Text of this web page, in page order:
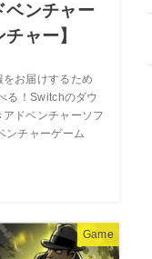
ベンチャー
ャー】
お届けするため
る！Switchのダウ
ドベンチャーソフ
ンチャーゲーム
Game